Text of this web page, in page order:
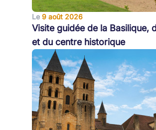
Le 9 août 2026
Visite guidée de la Basilique,
et du centre historique